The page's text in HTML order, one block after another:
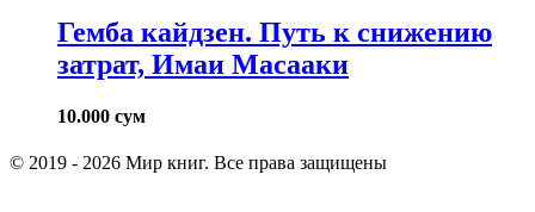
Гемба кайдзен. Путь к снижению
затрат, Имаи Масааки
10.000 сум
© 2019 - 2026 Мир книг. Все права защищены